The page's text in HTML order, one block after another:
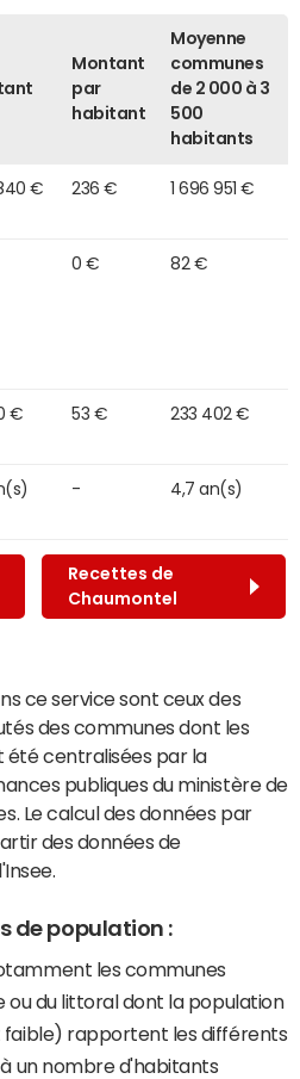
Montant
par
habitant
Moyenne
communes
de 2 000 à 3
500
habitants
€ 236 € 1 696 951 €
0 € 82 €
€ 53 € 233 402 €
- 4,7 an(s)
Recettes de
Chaumontel
ce service sont ceux des
des communes dont les
centralisées par la
publiques du ministère de
Le calcul des données par
des données de
de population :
les communes
ou du littoral dont la population
rapportent les différents
un nombre d'habitants